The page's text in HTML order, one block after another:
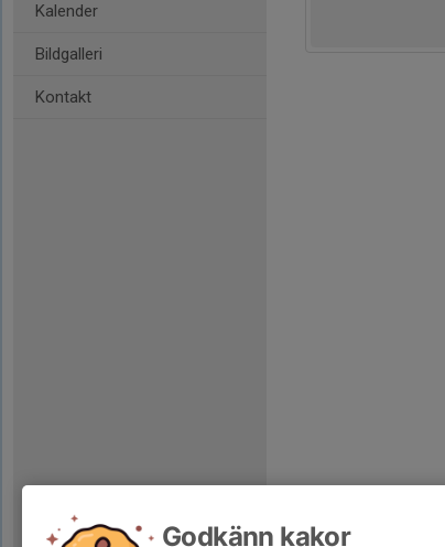
Kalender
Bildgalleri
Kontakt
Godkänn kakor